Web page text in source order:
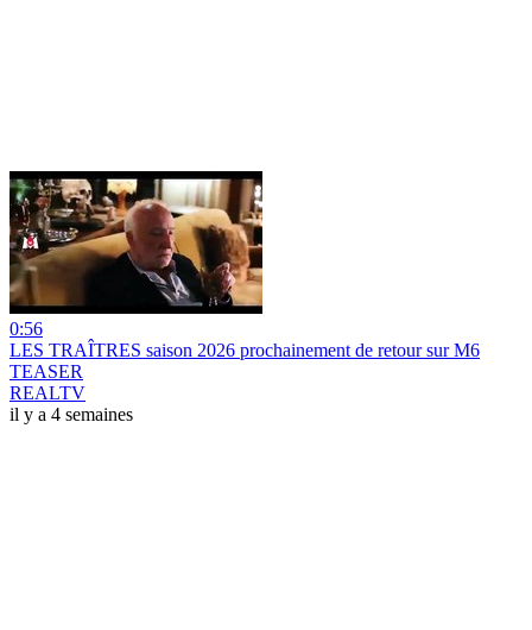
0:56
LES TRAÎTRES saison 2026 prochainement de retour sur M6
TEASER
REALTV
il y a 4 semaines